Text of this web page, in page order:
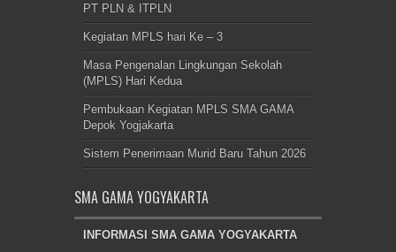
PT PLN & ITPLN
Kegiatan MPLS hari Ke – 3
Masa Pengenalan Lingkungan Sekolah
(MPLS) Hari Kedua
Pembukaan Kegiatan MPLS SMA GAMA
Depok Yogjakarta
Sistem Penerimaan Murid Baru Tahun 2026
SMA GAMA YOGYAKARTA
INFORMASI SMA GAMA YOGYAKARTA